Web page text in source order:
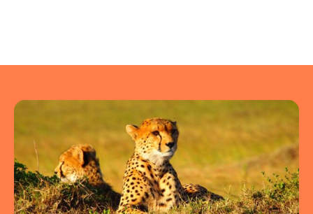
Carlos, por tu valoración y por dedicar unos
saber que todo salió según lo previsto y que
pudiste disfrutar del viaje con total
tranquilidad. Ha sido un placer acompañarte y
esperamos volver a ayudarte a organizar una
nueva aventura muy pronto. Un cordial saludo,
El equipo de Viajes Jaipur